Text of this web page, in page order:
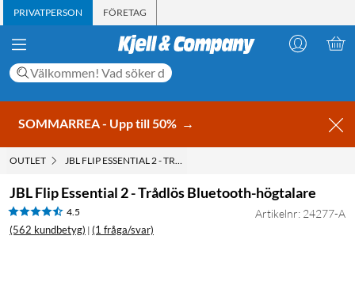
PRIVATPERSON FÖRETAG
SOMMARREA - Upp till 50% →
OUTLET JBL FLIP ESSENTIAL 2 - TRÅDLÖS BLUETOOTH-HÖGTALARE
JBL Flip Essential 2 - Trådlös Bluetooth-högtalare
4.5
(562 kundbetyg) | (1 fråga/svar)
Artikelnr: 24277-A